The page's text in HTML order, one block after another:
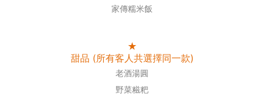
家傳糯米飯
★
甜品 (所有客人共選擇同一款)
老酒湯圓
野菜糍粑